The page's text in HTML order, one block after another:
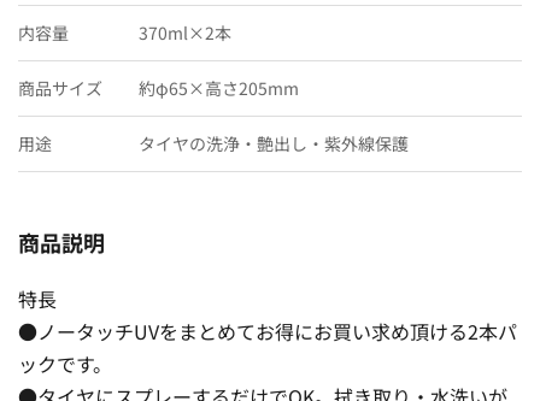
内容量 370ml×2本
商品サイズ 約φ65×高さ205mm
用途 タイヤの洗浄・艶出し・紫外線保護
商品説明
特長
●ノータッチUVをまとめてお得にお買い求め頂ける2本パ
ックです。